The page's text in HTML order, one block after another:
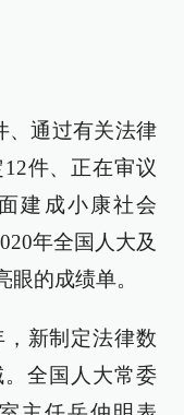
、通过有关法律
件、正在审议
建成小康社会
年全国人大及
的成绩单。
新制定法律数
全国人大常委